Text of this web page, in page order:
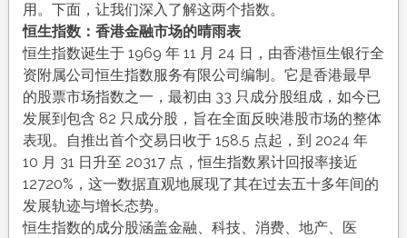
用。下面，让我们深入了解这两个指数。
恒生指数：香港金融市场的晴雨表
恒生指数诞生于 1969 年 11 月 24 日，由香港恒生银行全
资附属公司恒生指数服务有限公司编制。它是香港最早
的股票市场指数之一，最初由 33 只成分股组成，如今已
发展到包含 82 只成分股，旨在全面反映港股市场的整体
表现。自推出首个交易日收于 158.5 点起，到 2024 年
10 月 31 日升至 20317 点，恒生指数累计回报率接近
12720%，这一数据直观地展现了其在过去五十多年间的
发展轨迹与增长态势。
恒生指数的成分股涵盖金融、科技、消费、地产、医